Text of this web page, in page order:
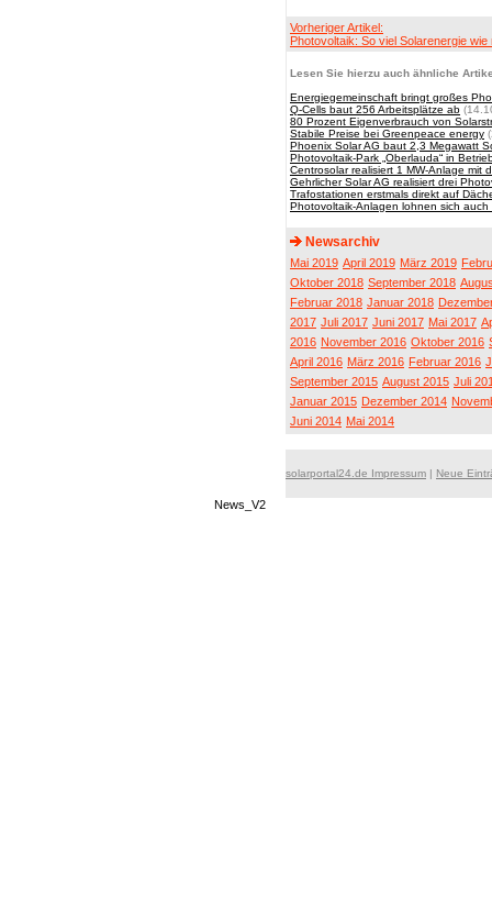
Vorheriger Artikel:
Photovoltaik: So viel Solarenergie wie
Lesen Sie hierzu auch ähnliche
Energiegemeinschaft bringt großes
Q-Cells baut 256 Arbeitsplätze ab
80 Prozent Eigenverbrauch von
Stabile Preise bei Greenpeace energy
Phoenix Solar AG baut 2,3 Megawatt
Photovoltaik-Park „Oberlauda“ in
Centrosolar realisiert 1 MW-Anlage mit
Gehrlicher Solar AG realisiert drei
Trafostationen erstmals direkt auf
Photovoltaik-Anlagen lohnen sich
Newsarchiv
Mai 2019 April 2019 März 2019
Oktober 2018 September 2018
Februar 2018 Januar 2018
2017 Juli 2017 Juni 2017 Mai 2017
2016 November 2016 Oktober 2016
April 2016 März 2016 Februar 2016
September 2015 August 2015 Juli
Januar 2015 Dezember 2014
Juni 2014 Mai 2014
solarportal24.de Impressum | Neue
News_V2